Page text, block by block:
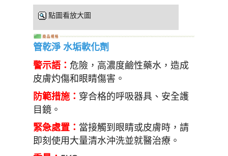
點圖看放大圖
管乾淨 水垢軟化劑
警示語： 危險，高濃度鹼性藥水，造成
皮膚灼傷和眼睛傷害。
防範措施： 穿合格的呼吸器具、安全護
目鏡。
緊急處置： 當接觸到眼睛或皮膚時，請
即刻使用大量清水沖洗並就醫治療。